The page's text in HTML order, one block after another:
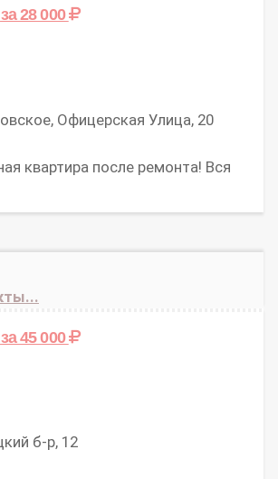
за 28 000
Офицерская Улица, 20
квартира после ремонта! Вся
за 45 000
б-р, 12